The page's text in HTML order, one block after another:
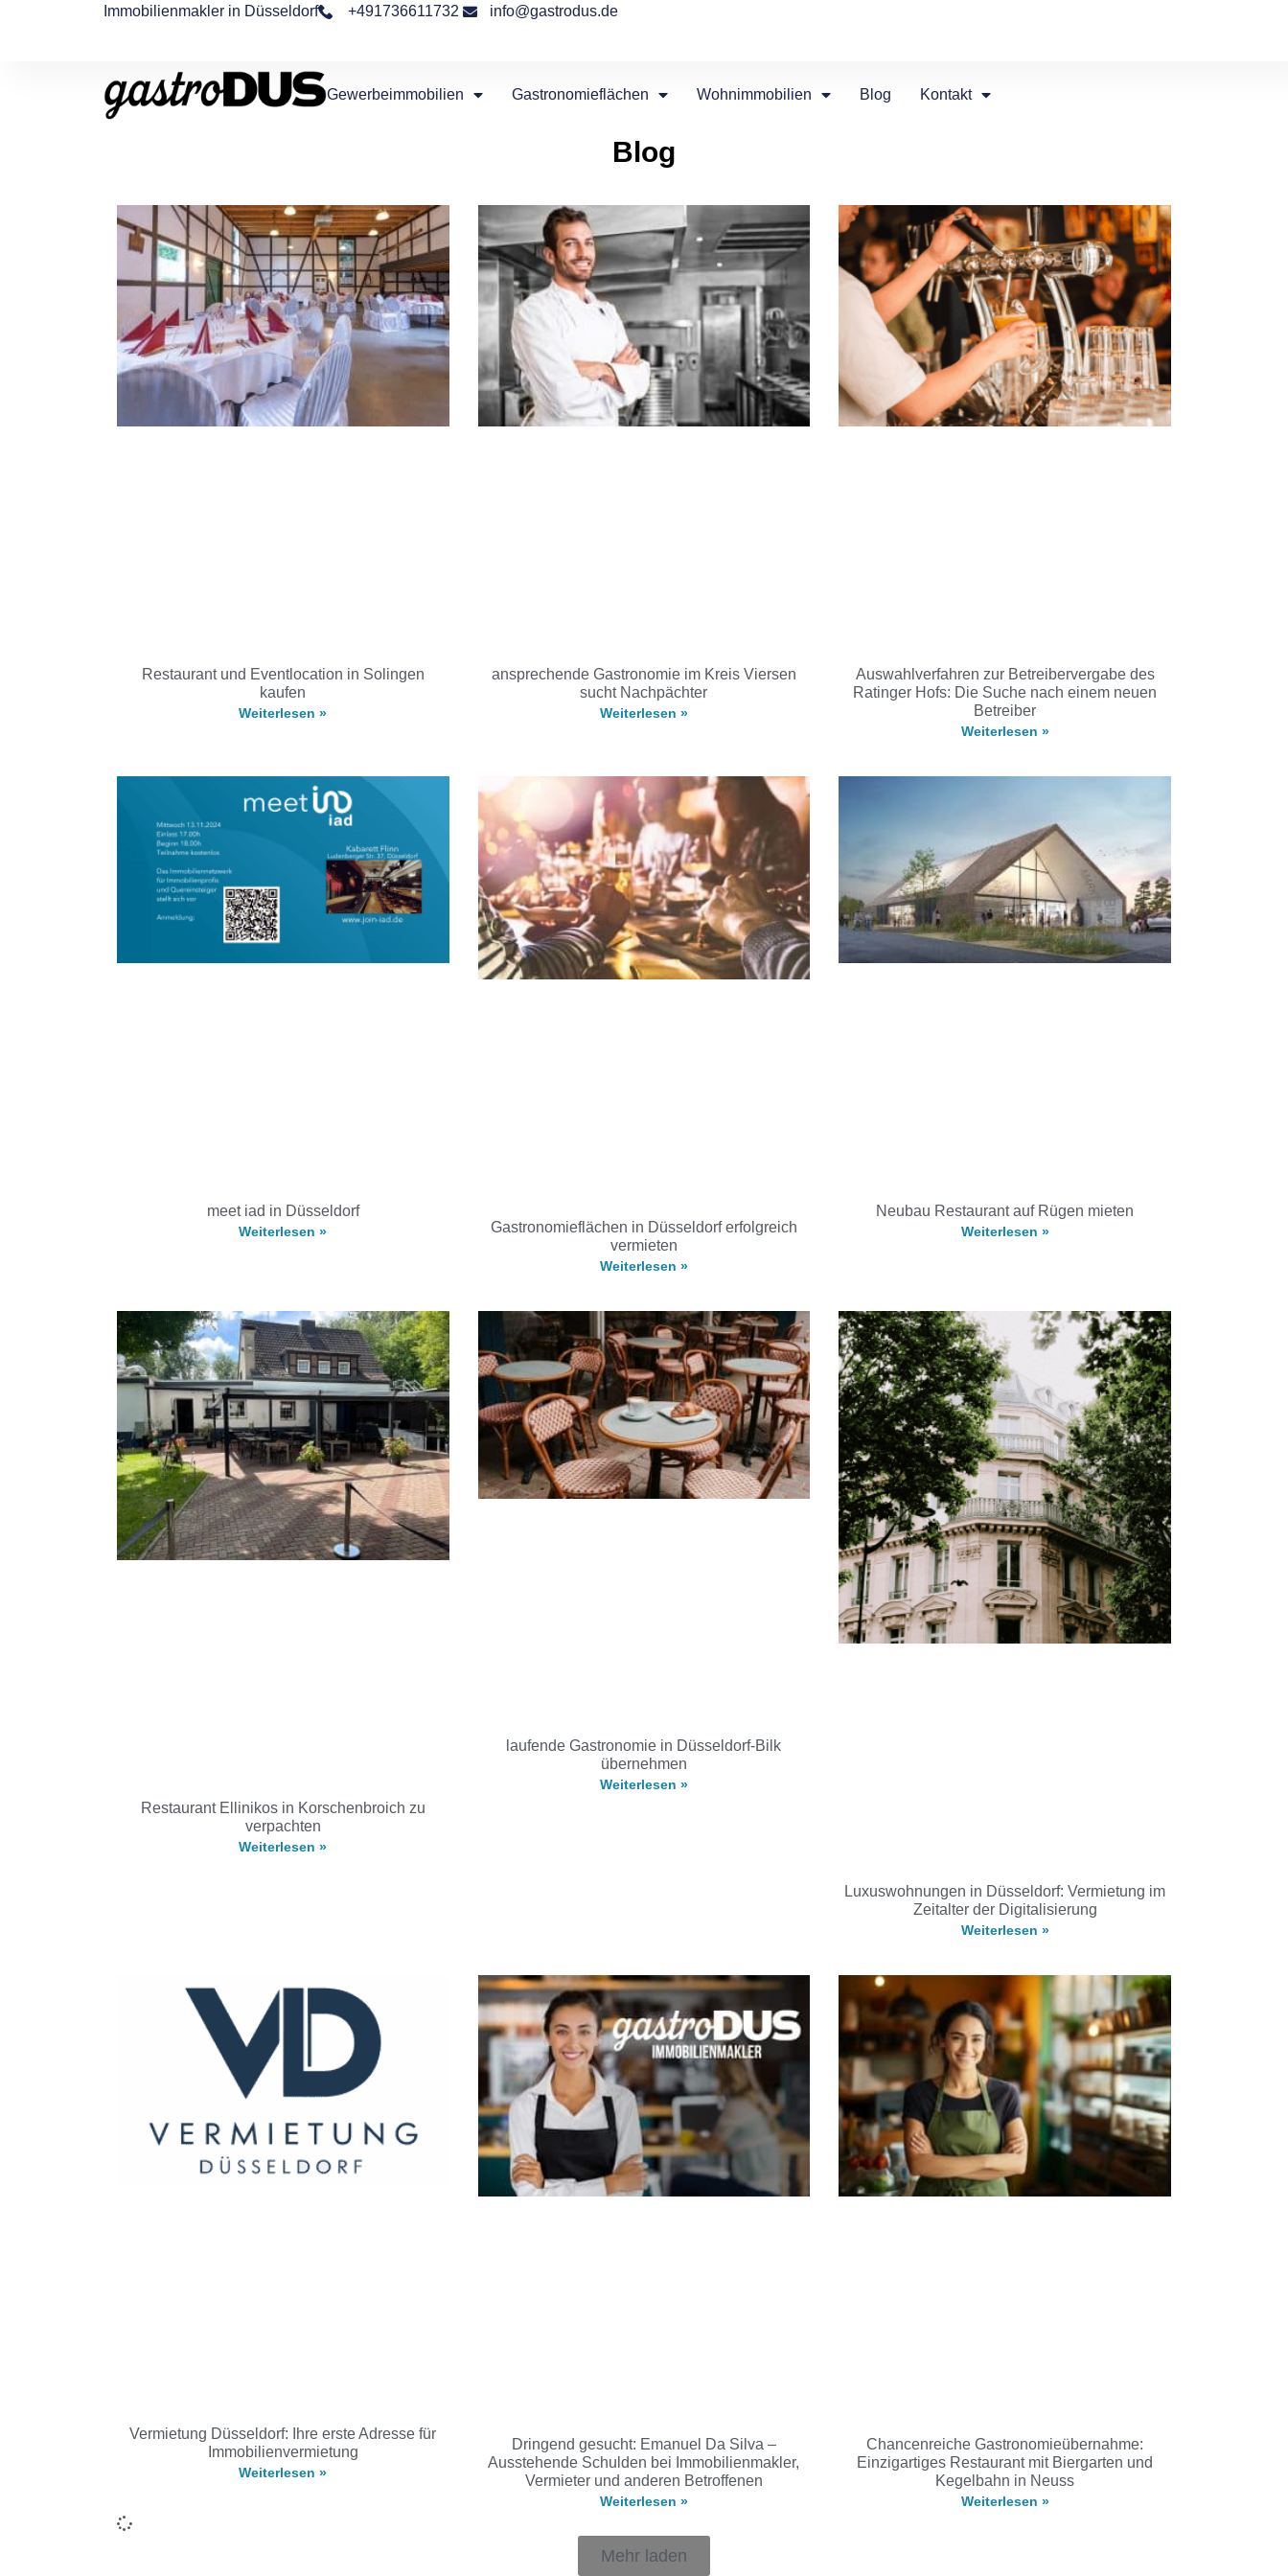
Immobilienmakler in Düsseldorf info@gastrodus.de
+491736611732
Gewerbeimmobilien Gastronomieflächen Wohnimmobilien Blog Kontakt
Blog
Restaurant und Eventlocation in Solingen
kaufen
Weiterlesen »
ansprechende Gastronomie im Kreis Viersen
sucht Nachpächter
Weiterlesen »
Auswahlverfahren zur Betreibervergabe des
Ratinger Hofs: Die Suche nach einem neuen
Betreiber
Weiterlesen »
meet iad in Düsseldorf
Weiterlesen »
Gastronomieflächen in Düsseldorf erfolgreich
vermieten
Weiterlesen »
Neubau Restaurant auf Rügen mieten
Weiterlesen »
Restaurant Ellinikos in Korschenbroich zu
verpachten
Weiterlesen »
laufende Gastronomie in Düsseldorf-Bilk
übernehmen
Weiterlesen »
Luxuswohnungen in Düsseldorf: Vermietung im
Zeitalter der Digitalisierung
Weiterlesen »
Vermietung Düsseldorf: Ihre erste Adresse für
Immobilienvermietung
Weiterlesen »
Dringend gesucht: Emanuel Da Silva –
Ausstehende Schulden bei Immobilienmakler,
Vermieter und anderen Betroffenen
Weiterlesen »
Chancenreiche Gastronomieübernahme:
Einzigartiges Restaurant mit Biergarten und
Kegelbahn in Neuss
Weiterlesen »
Mehr laden